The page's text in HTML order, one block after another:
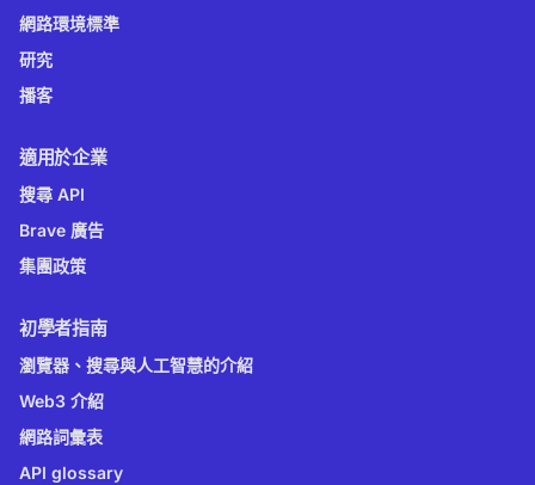
網路環境標準
研究
播客
適用於企業
搜尋 API
Brave 廣告
集團政策
初學者指南
瀏覽器、搜尋與人工智慧的介紹
Web3 介紹
網路詞彙表
API glossary